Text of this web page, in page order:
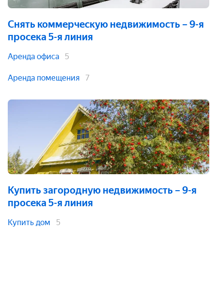
Снять коммерческую недвижимость – 9-я
просека 5-я линия
Аренда офиса 5
Аренда помещения 7
Купить загородную недвижимость – 9-я
просека 5-я линия
Купить дом 5